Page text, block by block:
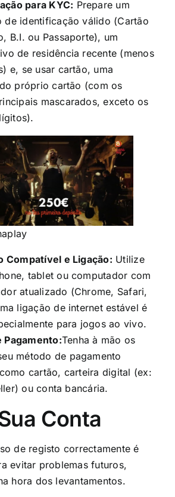
para KYC: Prepare um
de identificação válido (Cartão
B.I. ou Passaporte), um
de residência recente (menos
e, se usar cartão, uma
próprio cartão (com os
mascarados, exceto os
Compatível e Ligação: Utilize
tablet ou computador com
atualizado (Chrome, Safari,
ligação de internet estável é
para jogos ao vivo.
Pagamento:Tenha à mão os
método de pagamento
cartão, carteira digital (ex:
ou conta bancária.
Conta
de registo correctamente é
evitar problemas futuros,
hora dos levantamentos.